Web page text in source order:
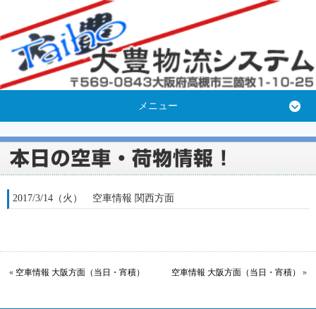
メニュー
2017/3/14（火） 空車情報 関西方面
« 空車情報 大阪方面（当日・宵積） 空車情報 大阪方面（当日・宵積） »